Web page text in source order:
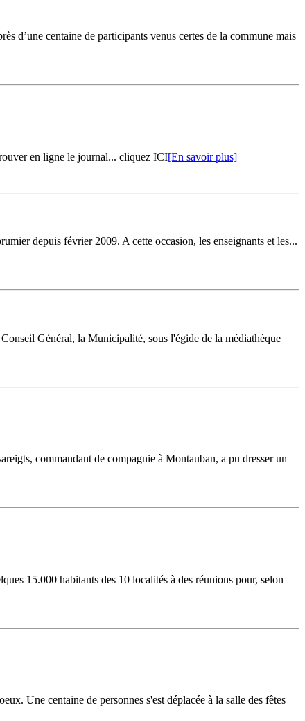
d’une centaine de participants venus certes de la commune mais
en ligne le journal... cliquez ICI[En savoir plus]
depuis février 2009. A cette occasion, les enseignants et les...
Général, la Municipalité, sous l'égide de la médiathèque
commandant de compagnie à Montauban, a pu dresser un
15.000 habitants des 10 localités à des réunions pour, selon
Une centaine de personnes s'est déplacée à la salle des fêtes